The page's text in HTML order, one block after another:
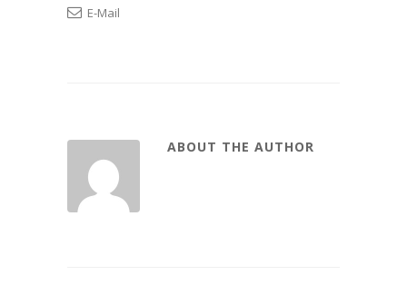
E-Mail
ABOUT THE AUTHOR